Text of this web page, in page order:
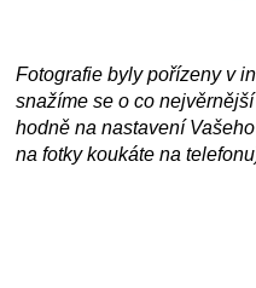
Fotografie byly pořízeny v
snažíme se o co
hodně na nastavení
na fotky koukáte na